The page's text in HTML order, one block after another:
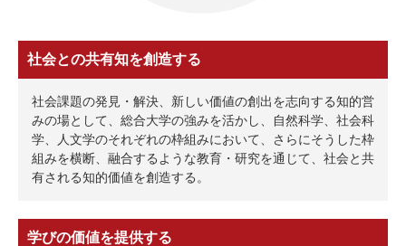
社会との共有知を創造する
社会課題の発⾒・解決、新しい価値の創出を志向する知的営
みの場として、総合⼤学の強みを活かし、⾃然科学、社会科
学、⼈⽂学のそれぞれの枠組みにおいて、さらにそうした枠
組みを横断、融合するような教育・研究を通じて、社会と共
有される知的価値を創造する。
学びの価値を提供する